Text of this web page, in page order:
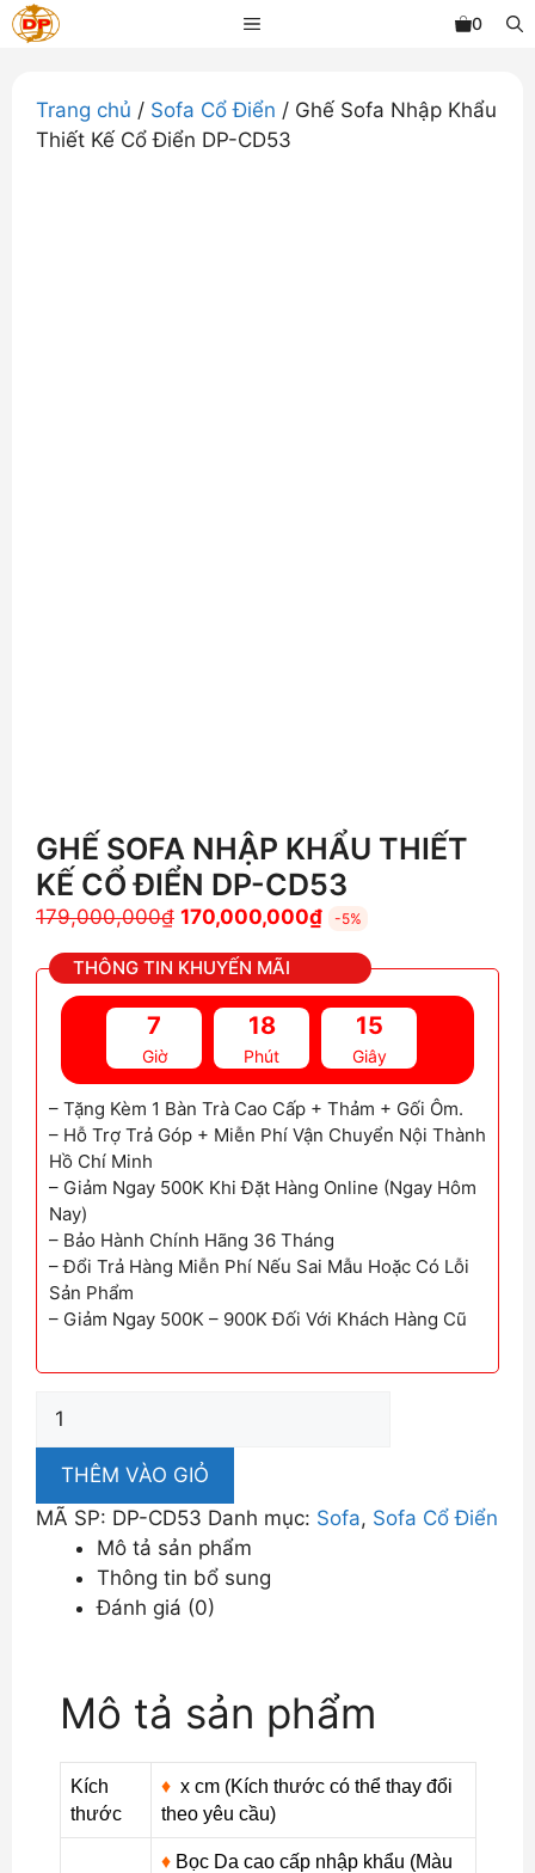
Chuyển
đến
dung
MENU 0
Trang chủ / Sofa Cổ Điển / Ghế Sofa Nhập Khẩu
Thiết Kế Cổ Điển DP-CD53
GHẾ SOFA NHẬP KHẨU THIẾT
KẾ CỔ ĐIỂN DP-CD53
179,000,000₫ Giá
là:
179,000,000₫.
170,000,000₫Giá
là:
170,000,000₫.
-5%
THÔNG TIN KHUYẾN MÃI
7
Giờ
18
Phút
14
Giây
– Tặng Kèm 1 Bàn Trà Cao Cấp + Thảm + Gối Ôm.
– Hỗ Trợ Trả Góp + Miễn Phí Vận Chuyển Nội Thành
Hồ Chí Minh
– Giảm Ngay 500K Khi Đặt Hàng Online (Ngay Hôm
Nay)
– Bảo Hành Chính Hãng 36 Tháng
– Đổi Trả Hàng Miễn Phí Nếu Sai Mẫu Hoặc Có Lỗi
Sản Phẩm
– Giảm Ngay 500K – 900K Đối Với Khách Hàng Cũ
Sofa
Nhập
Thiết
Điển
lượng
THÊM VÀO GIỎ
MÃ SP: DP-CD53 Danh mục: Sofa, Sofa Cổ Điển
Mô tả sản phẩm
Thông tin bổ sung
Đánh giá (0)
Mô tả sản phẩm
Kích
thước
♦ x cm (Kích thước có thể thay đổi
theo yêu cầu)
♦ Bọc Da cao cấp nhập khẩu (Màu